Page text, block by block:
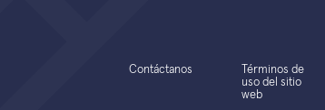
Contáctanos
Términos de
uso del sitio
web